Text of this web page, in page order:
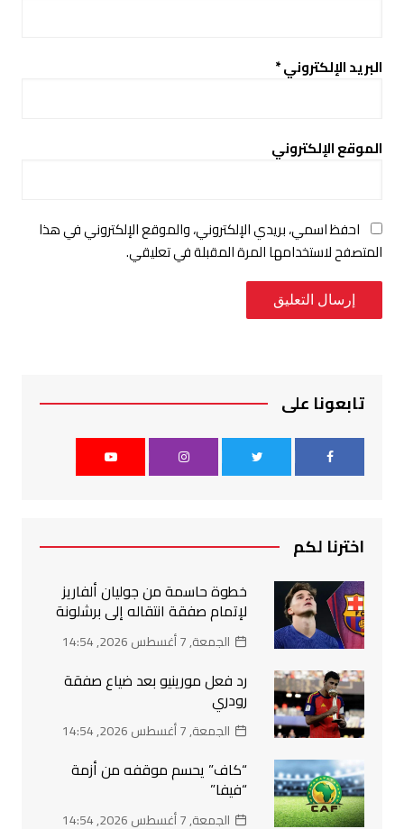
البريد الإلكتروني*
الموقع الإلكتروني
احفظ اسمي، بريدي الإلكتروني، والموقع الإلكتروني في هذا
المتصفح لاستخدامها المرة المقبلة في تعليقي.
تابعونا على
اخترنا لكم
خطوة حاسمة من جوليان ألفاريز
لإتمام صفقة انتقاله إلى برشلونة
الجمعة, 7 أغسطس 2026, 14:54
رد فعل مورينيو بعد ضياع صفقة
رودري
الجمعة, 7 أغسطس 2026, 14:54
“كاف” يحسم موقفه من أزمة
“فيفا”
الجمعة, 7 أغسطس 2026, 14:54